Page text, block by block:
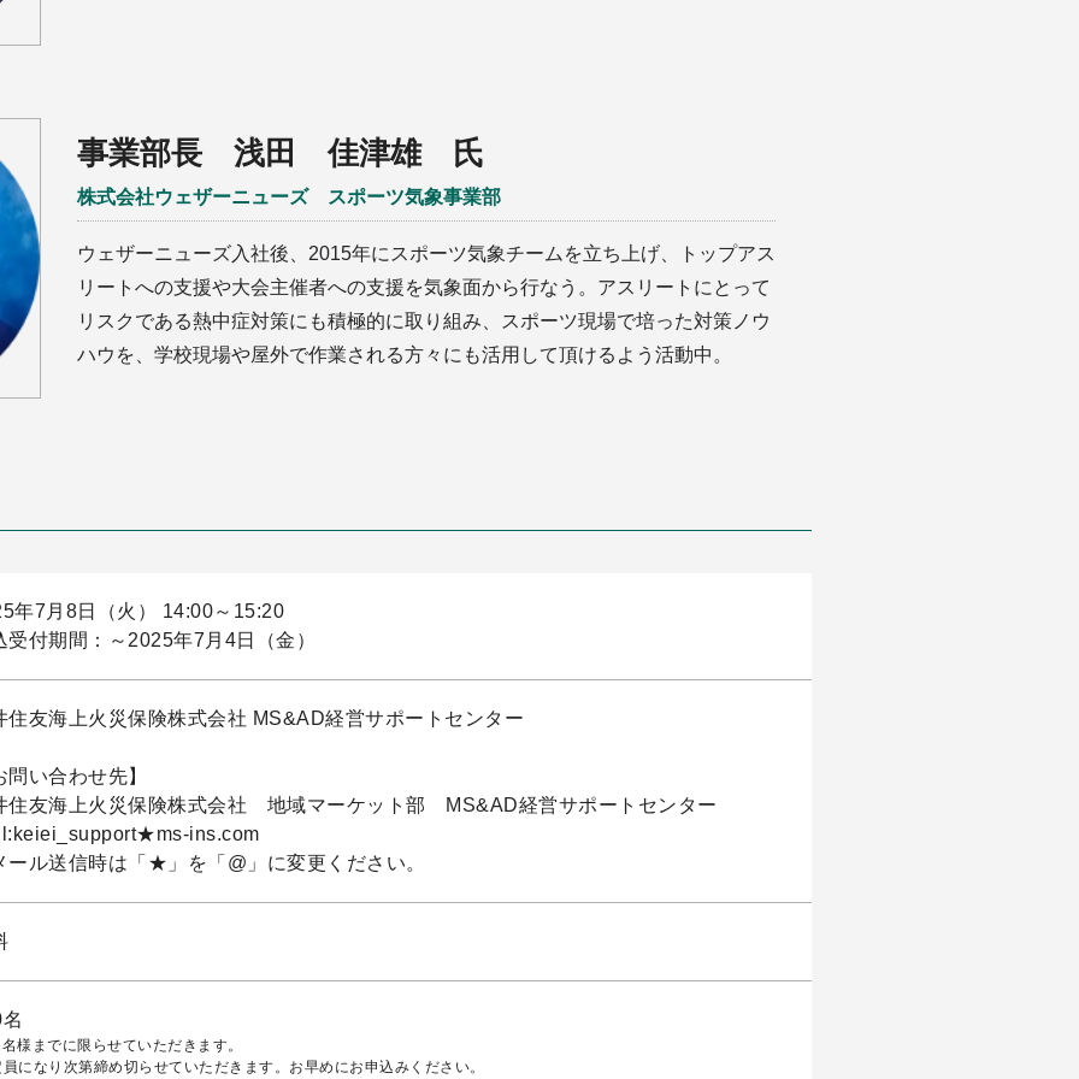
事業部長 浅田 佳津雄 氏
株式会社ウェザーニューズ スポーツ気象事業部
ウェザーニューズ入社後、2015年にスポーツ気象チームを立ち上げ、トップアス
リートへの支援や大会主催者への支援を気象面から行なう。アスリートにとって
リスクである熱中症対策にも積極的に取り組み、スポーツ現場で培った対策ノウ
ハウを、学校現場や屋外で作業される方々にも活用して頂けるよう活動中。
年7月8日（火） 14:00～15:20
受付期間：～2025年7月4日（金）
住友海上火災保険株式会社 MS&AD経営サポートセンター
問い合わせ先】
住友海上火災保険株式会社 地域マーケット部 MS&AD経営サポートセンター
ins.com
ル送信時は「★」を「@」に変更ください。
様までに限らせていただきます。
になり次第締め切らせていただきます。お早めにお申込みください。